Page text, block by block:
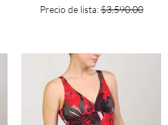
Precio de lista:$3,590.00